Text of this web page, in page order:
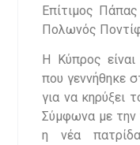
Επίτιμος
Πολωνός
Η Κύπρος
που γεννήθηκε
για να κηρύξει
Σύμφωνα με την
η νέα